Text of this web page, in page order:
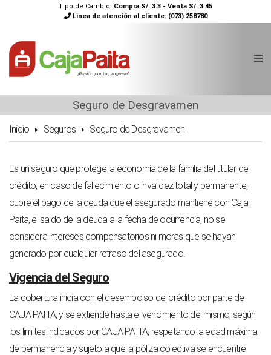
Tipo de Cambio: Compra S/. 3.3 - Venta S/. 3.45
Linea de atención al cliente: (073) 258780
Seguro de Desgravamen
Inicio Seguros Seguro de Desgravamen
Es un seguro que protege la economía de la familia del titular del
crédito, en caso de fallecimiento o invalidez total y permanente,
cubre el pago de la deuda que el asegurado mantiene con Caja
Paita, el saldo de la deuda a la fecha de ocurrencia, no se
considera intereses compensatorios ni moras que se hayan
generado por cualquier retraso del asegurado.
Vigencia del Seguro
La cobertura inicia con el desembolso del crédito por parte de
CAJA PAITA, y se extiende hasta el vencimiento del mismo, según
los limites indicados por CAJA PAITA, respetando la edad máxima
de permanencia y sujeto a que la póliza colectiva se encuentre